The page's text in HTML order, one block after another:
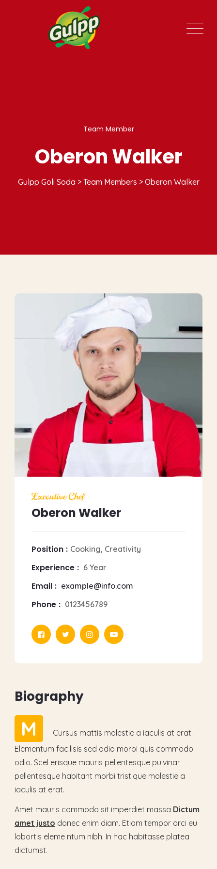
Team Member
Oberon Walker
Gulpp Goli Soda > Team Members > Oberon Walker
Executive Chef
Oberon Walker
Position Cooking, Creativity
Experience 6 Year
Email example@info.com
Phone 0123456789
Biography
M
Cursus mattis molestie a iaculis at erat.
Elementum facilisis sed odio morbi quis commodo
odio. Scel erisque mauris pellentesque pulvinar
pellentesque habitant morbi tristique molestie a
iaculis at erat.
Amet mauris commodo sit imperdiet massa Dictum
amet justo donec enim diam. Etiam tempor orci eu
lobortis eleme ntum nibh. In hac habitasse platea
dictumst.